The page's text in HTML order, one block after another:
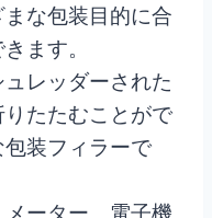
な包装目的に合
ます。
ュレッダーされた
たたむことがで
装フィラーで